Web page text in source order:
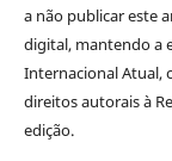
a não publicar este
digital, mantendo a
Internacional Atual,
direitos autorais à
edição.